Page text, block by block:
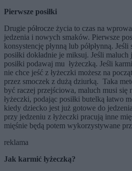
Pierwsze posiłki
Drugie półrocze życia to czas na
jedzenia i nowych smaków. Pierwsze
konsystencję płynną lub półpłynną.
posiłki dokładnie je miksuj. Jeśli
posiłki podawaj mu łyżeczką. Jeśli
nie chce jeść z łyżeczki możesz na
przez smoczek z dużą dziurką. Taka
być raczej przejściowa, maluch musi się
łyżeczki, podając posiłki butelką łatwo
kiedy dziecko jest już gotowe do
przy jedzeniu z łyżeczki pracują inne
mięśnie będą potem wykorzystywane
reklama
Jak karmić łyżeczką?